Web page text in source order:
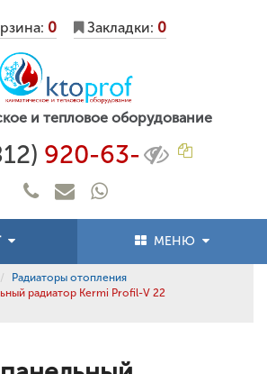
0 Закладки: 0
и тепловое оборудование
920-63-
МЕНЮ
Радиаторы отопления
радиатор Kermi Profil-V 22